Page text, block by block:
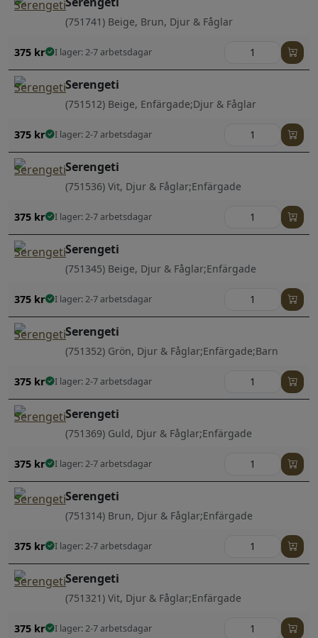
(751741) Beige, Brun, Djur & Fåglar
375 kr I lager: 2-7 arbetsdagar
Serengeti
(751512) Beige, Enfärgade;Djur & Fåglar
375 kr I lager: 2-7 arbetsdagar
Serengeti
(751536) Vit, Djur & Fåglar;Enfärgade
375 kr I lager: 2-7 arbetsdagar
Serengeti
(751345) Beige, Djur & Fåglar;Enfärgade
375 kr I lager: 2-7 arbetsdagar
Serengeti
(751352) Grön, Djur & Fåglar;Enfärgade;Barn
375 kr I lager: 2-7 arbetsdagar
Serengeti
(751369) Guld, Djur & Fåglar;Enfärgade
375 kr I lager: 2-7 arbetsdagar
Serengeti
(751314) Brun, Djur & Fåglar;Enfärgade
375 kr I lager: 2-7 arbetsdagar
Serengeti
(751321) Vit, Djur & Fåglar;Enfärgade
375 kr I lager: 2-7 arbetsdagar